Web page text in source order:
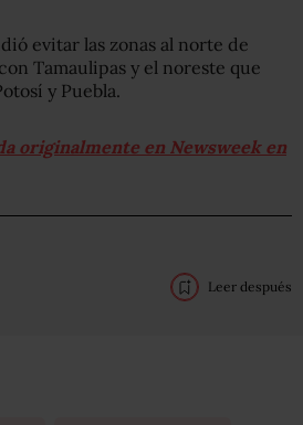
evitar las zonas al norte de
Tamaulipas y el noreste que
y Puebla.
originalmente en Newsweek en
Leer después